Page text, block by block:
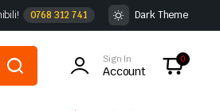
0768 312 741 Dark Theme
Sign In
Account
0